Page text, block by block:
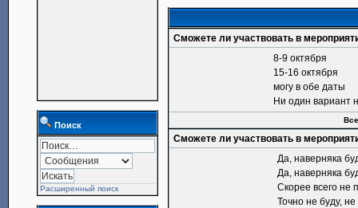
Поиск
Расширенный поиск
Сможете ли участвовать в
8-9 октября
15-16 октября
могу в обе даты
Ни один вариант
Сможете ли участвовать в
Да, наверняка
Да, наверняка
Скорее всего не
Точно не буду,